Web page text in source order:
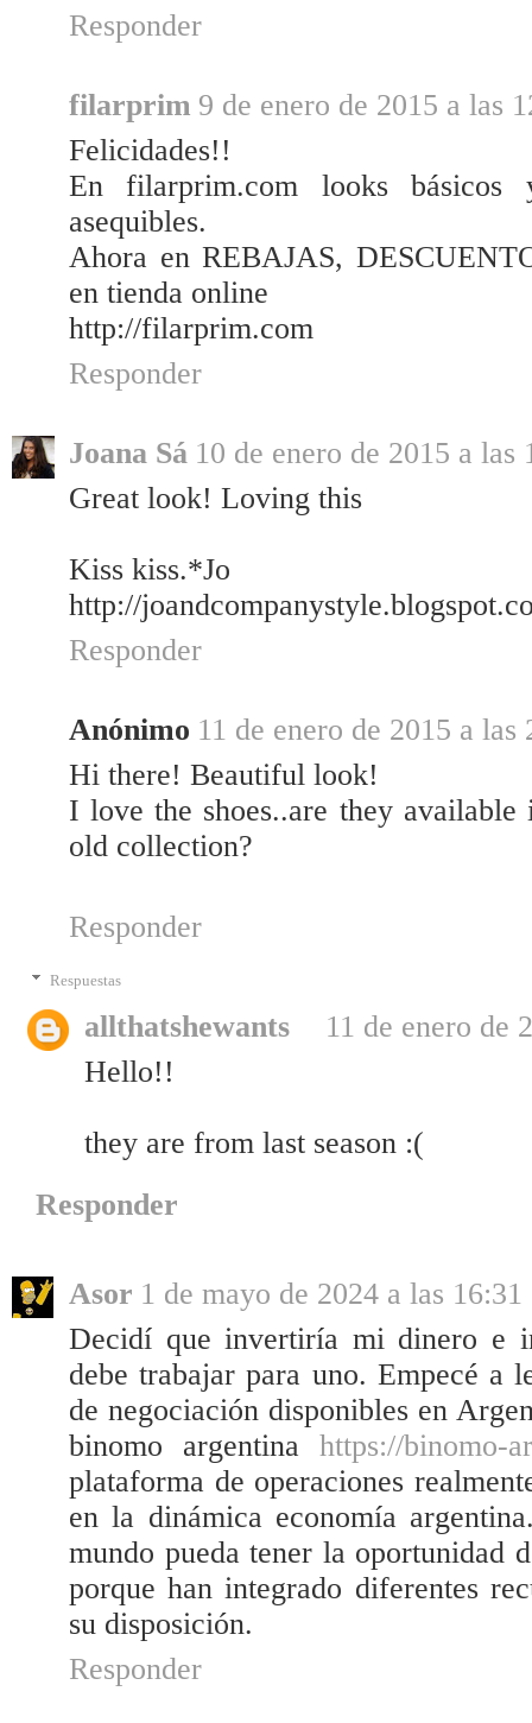
Responder
filarprim 9 de enero de 2015 a las
Felicidades!!
En filarprim.com looks básicos
asequibles.
Ahora en REBAJAS,
en tienda online
http://filarprim.com
Responder
Joana Sá 10 de enero de 2015 a las
Great look! Loving this
Kiss kiss.*Jo
http://
Responder
Anónimo 11 de enero de 2015 a las
Hi there! Beautiful look!
I love the shoes..are they
old collection?
Responder
Respuestas
allthatshewants
11 de enero de
Hello!!
they are from last season :(
Responder
Asor 1 de mayo de 2024 a las 16:31
Decidí que invertiría mi dinero e
debe trabajar para uno. Empecé a
de negociación disponibles en
binomo argentina https://binomo-
plataforma de operaciones
en la dinámica economía
mundo pueda tener la oportunidad
porque han integrado diferentes
su disposición.
Responder